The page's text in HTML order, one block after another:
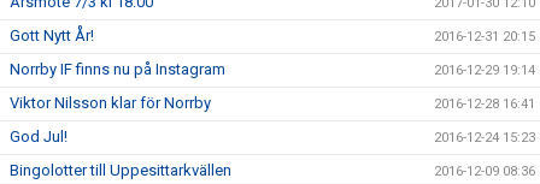
Gott Nytt År! 2016-12-31 20:15
Norrby IF finns nu på Instagram 2016-12-29 19:14
Viktor Nilsson klar för Norrby 2016-12-28 16:41
God Jul! 2016-12-24 15:23
Bingolotter till Uppesittarkvällen 2016-12-09 08:36